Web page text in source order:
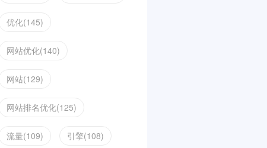
优化(145)
网站优化(140)
网站(129)
网站排名优化(125)
流量(109) 引擎(108)